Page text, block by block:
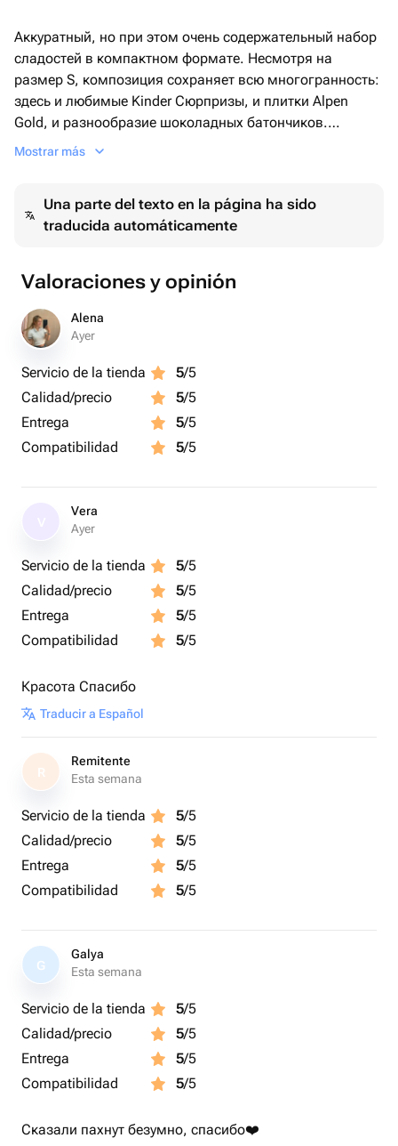
Аккуратный, но при этом очень содержательный набор
сладостей в компактном формате. Несмотря на
размер S, композиция сохраняет всю многогранность:
здесь и любимые Kinder Сюрпризы, и плитки Alpen
Gold, и разнообразие шоколадных батончиков.
Идеальный баланс вкуса и цвета в лаконичной розовой
Замечательный комплимент для первого свидания,
подарок ребенку или милый сюрприз без повода.
сладкие моменты.
Mostrar más
Una parte del texto en la página ha sido
traducida automáticamente
Valoraciones y opinión
Alena
Ayer
Servicio de la tienda 5/5
Calidad/precio
5/5
Entrega
5/5
Compatibilidad
5/5
Vera
Ayer
Servicio de la tienda 5/5
Calidad/precio
5/5
Entrega
5/5
Compatibilidad
5/5
Красота Спасибо
Traducir a Español
R
Remitente
Esta semana
Servicio de la tienda 5/5
Calidad/precio
5/5
Entrega
5/5
Compatibilidad
5/5
G
Galya
Esta semana
Servicio de la tienda 5/5
Calidad/precio
5/5
Entrega
5/5
Compatibilidad
5/5
Сказали пахнут безумно, спасибо❤️